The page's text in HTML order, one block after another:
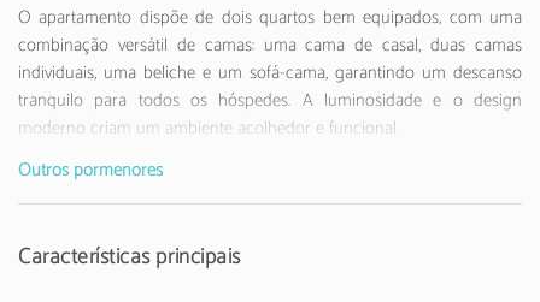
O apartamento dispõe de dois quartos bem equipados, com uma
combinação versátil de camas: uma cama de casal, duas camas
individuais, uma beliche e um sofá-cama, garantindo um descanso
tranquilo para todos os hóspedes. A luminosidade e o design
moderno criam um ambiente acolhedor e funcional.
A cozinha americana totalmente equipada é um verdadeiro ponto
forte, com eletrodomésticos de última geração, incluindo frigorífico,
fritadeira, micro-ondas, torradeira e chaleira. Perfeita para quem
Outros pormenores
Características principais